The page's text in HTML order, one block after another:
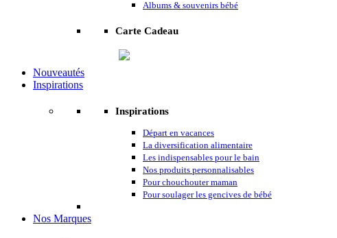
Albums & souvenirs bébé
Carte Cadeau
Nouveautés
Inspirations
Inspirations
Départ en vacances
La diversification alimentaire
Les indispensables pour le bain
Nos produits personnalisables
Pour chouchouter maman
Pour soulager les gencives de bébé
Nos Marques